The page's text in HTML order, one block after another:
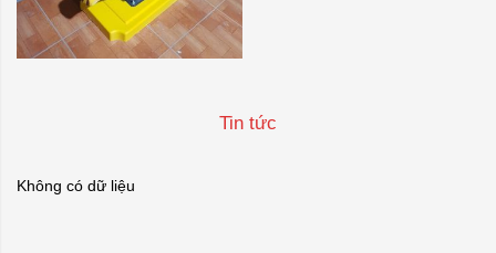
Tin tức
Không có dữ liệu